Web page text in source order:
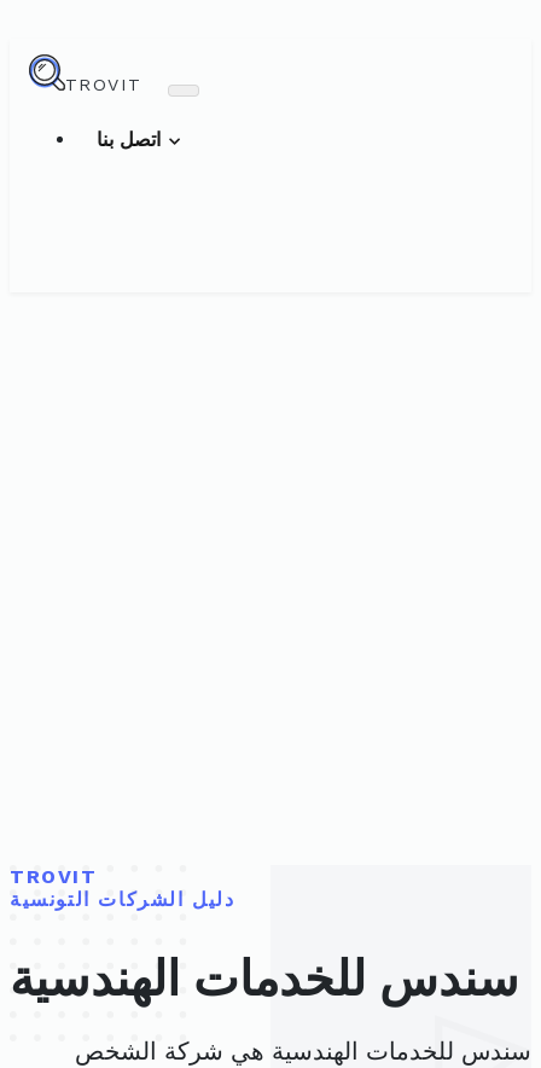
TROVIT
TROVIT
دليل الشركات التونسية
سندس للخدمات الهندسية
سندس للخدمات الهندسية هي شركة الشخص